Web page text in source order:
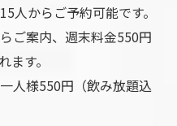
人からご予約可能です。
ご案内、週末料金550円
す。
人様550円（飲み放題込